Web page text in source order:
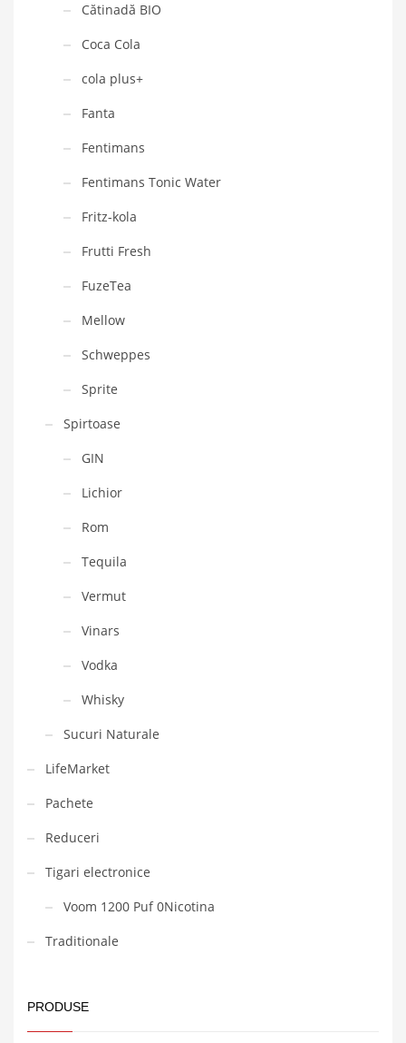
Cătinadă BIO
Coca Cola
cola plus+
Fanta
Fentimans
Fentimans Tonic Water
Fritz-kola
Frutti Fresh
FuzeTea
Mellow
Schweppes
Sprite
Spirtoase
GIN
Lichior
Rom
Tequila
Vermut
Vinars
Vodka
Whisky
Sucuri Naturale
LifeMarket
Pachete
Reduceri
Tigari electronice
Voom 1200 Puf 0Nicotina
Traditionale
PRODUSE